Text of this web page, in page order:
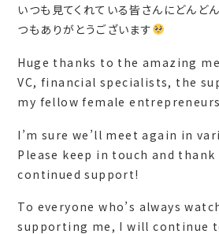
いつも見てくれている皆さんにどんど
つもありがとうございます
Huge thanks to the amazing
VC, financial specialists, the
my fellow female
I’m sure we’ll meet again in
Please keep in touch and
continued support!
To everyone who’s always
supporting me, I will continue